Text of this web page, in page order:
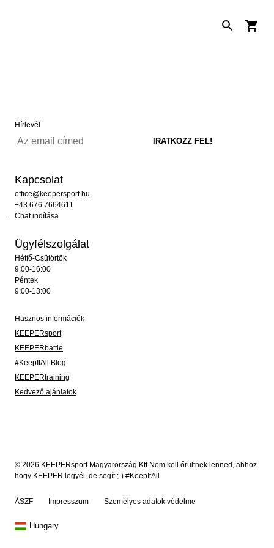
Hírlevél
Kapcsolat
office@keepersport.hu
+43 676 7664611
Chat indítása
Ügyfélszolgálat
Hétfő-Csütörtök
9:00-16:00
Péntek
9:00-13:00
Hasznos információk
KEEPERsport
KEEPERbattle
#KeepItAll Blog
KEEPERtraining
Kedvező ajánlatok
© 2026 KEEPERsport Magyarország Kft Nem kell őrültnek lenned, ahhoz
hogy KEEPER legyél, de segít ;-) #KeepItAll
ÁSZF Impresszum Személyes adatok védelme
Hungary